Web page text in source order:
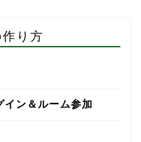
り方
ン＆ルーム参加